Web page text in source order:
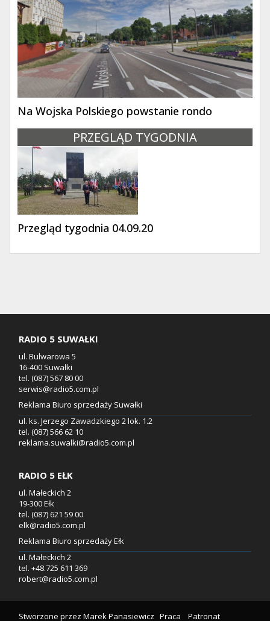
Na Wojska Polskiego powstanie rondo
PRZEGLĄD TYGODNIA
Przegląd tygodnia 04.09.20
RADIO 5 SUWAŁKI
ul. Bulwarowa 5
16-400 Suwałki
tel. (087) 567 80 00
serwis@radio5.com.pl
Reklama Biuro sprzedaży Suwałki
ul. ks. Jerzego Zawadzkiego 2 lok. 1.2
tel. (087) 566 62 10
reklama.suwalki@radio5.com.pl
RADIO 5 EŁK
ul. Małeckich 2
19-300 Ełk
tel. (087) 621 59 00
elk@radio5.com.pl
Reklama Biuro sprzedaży Ełk
ul. Małeckich 2
tel. +48.725 611 369
robert@radio5.com.pl
Stworzone przez Marek Panasiewicz Praca Patronat